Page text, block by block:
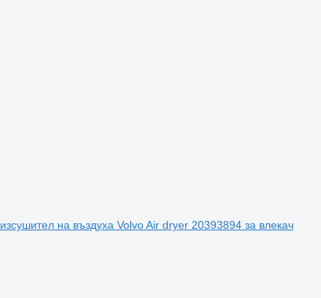
изсушител на въздуха Volvo Air dryer 20393894 за влекач